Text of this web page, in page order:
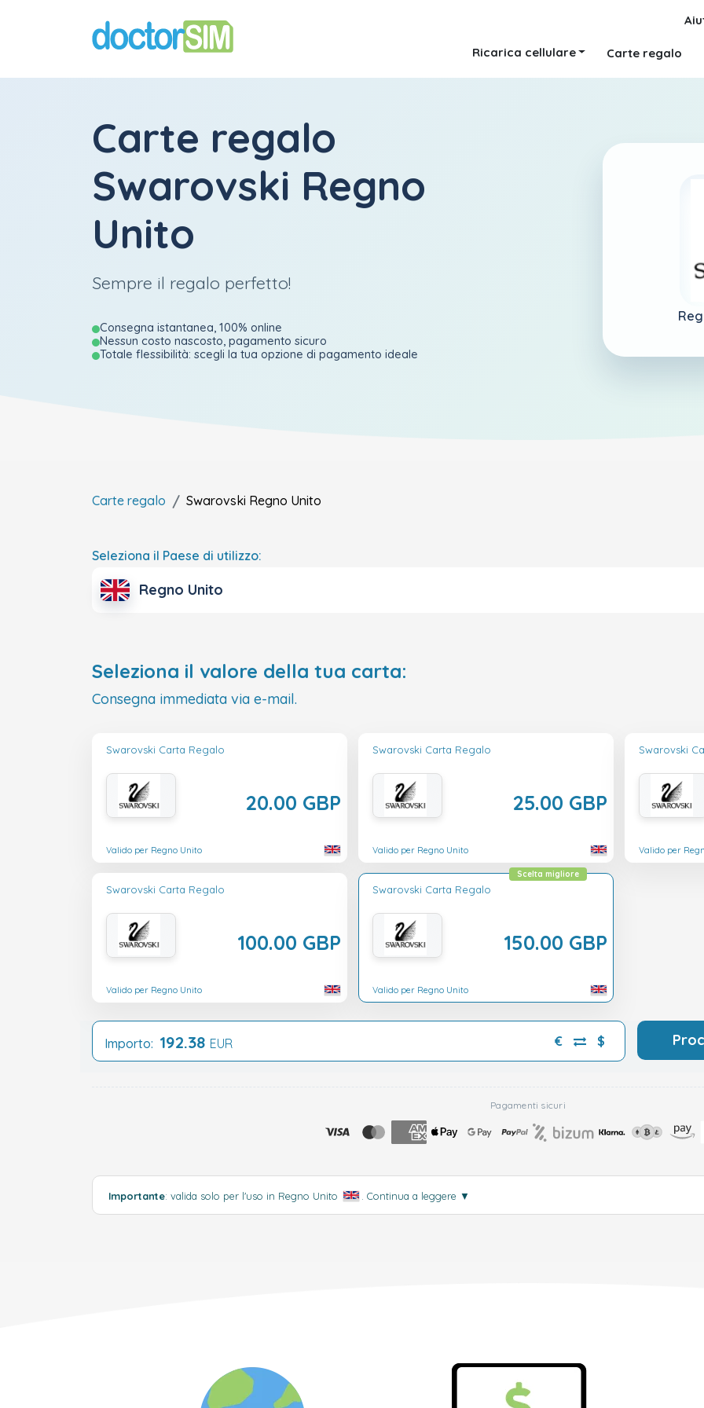
Ricarica cellulare Carte regalo
Carte regalo
Swarovski Regno
Unito
Sempre il regalo perfetto!
Consegna istantanea, 100% online
Nessun costo nascosto, pagamento sicuro
Totale flessibilità: scegli la tua opzione di pagamento ideale
Carte regalo Swarovski Regno Unito
Seleziona il Paese di utilizzo:
Regno Unito
Seleziona il valore della tua carta:
Consegna immediata via e-mail.
Swarovski Carta Regalo
20.00 GBP
Valido per Regno Unito
Swarovski Carta Regalo
25.00 GBP
Valido per Regno Unito
Swarovski
Valido per
Swarovski Carta Regalo
100.00 GBP
Valido per Regno Unito
Swarovski Carta Regalo
150.00 GBP
Scelta migliore
Valido per Regno Unito
Importo: 192.38 EUR € $
Pagamenti sicuri
Importante: valida solo per l'uso in Regno Unito . Continua a leggere ▼